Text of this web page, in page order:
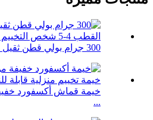
300 جرام بولي قطن ثقيل جديد نفخ الهواء نفخ ...
خيمة قماش أكسفورد
...